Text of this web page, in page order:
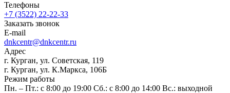
Телефоны
+7 (3522) 22-22-33
Заказать звонок
E-mail
dnkcentr@dnkcentr.ru
Адрес
г. Курган, ул. Советская, 119
г. Курган, ул. К.Маркса, 106Б
Режим работы
Пн. – Пт.: с 8:00 до 19:00 Сб.: с 8:00 до 14:00 Вс.: выходной